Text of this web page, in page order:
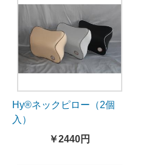
Hy®ネックピロー（2個
入）
￥2440円